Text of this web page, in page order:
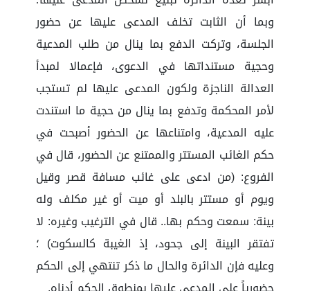
وبما أن الثابت تخلف المدعى عليها عن حضور
الجلسة، وتركت الدفع بما ينال من طلب المدعية
وحجية مستنداتها في الدعوى، فإعمالا لمبدأ
العدالة الناجزة ولكون المدعى عليها لم تستجب
لأمر المحكمة وتدفع بما ينال من حجية ما استندت
عليه المدعية، وامتناعها عن الحضور أصبحت في
حكم الغائب المستتر والممتنع عن الحضور، قال في
الفروع: (من ادعى على غائب مسافة قصر وقيل
ويوم أو مستتر بالبلد أو ميت أو غير مكلف وله
بينة: سمعت وحكم بها.. قال في الترغيب وغيره: لا
تفتقر البينة إلى جحود، إذ الغيبة كالسكوت) ؛
وعليه فإن الدائرة والحال ما ذكر تنتهي إلى الحكم